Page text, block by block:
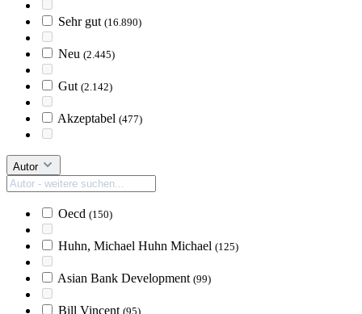
Sehr gut (16.890)
Neu (2.445)
Gut (2.142)
Akzeptabel (477)
Autor
Oecd (150)
Huhn, Michael Huhn Michael (125)
Asian Bank Development (99)
Bill Vincent (95)